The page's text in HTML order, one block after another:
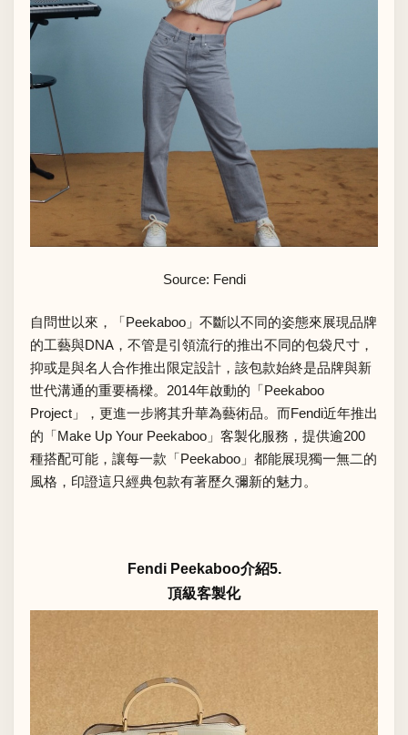
Source: Fendi
自問世以來，「Peekaboo」不斷以不同的姿態來展現品牌
的工藝與DNA，不管是引領流行的推出不同的包袋尺寸，
抑或是與名人合作推出限定設計，該包款始終是品牌與新
世代溝通的重要橋樑。2014年啟動的「Peekaboo
Project」，更進一步將其升華為藝術品。而Fendi近年推出
的「Make Up Your Peekaboo」客製化服務，提供逾200
種搭配可能，讓每一款「Peekaboo」都能展現獨一無二的
風格，印證這只經典包款有著歷久彌新的魅力。
Fendi Peekaboo介紹5.
頂級客製化